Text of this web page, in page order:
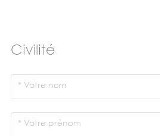
Civilité
Votre nom
Votre prénom